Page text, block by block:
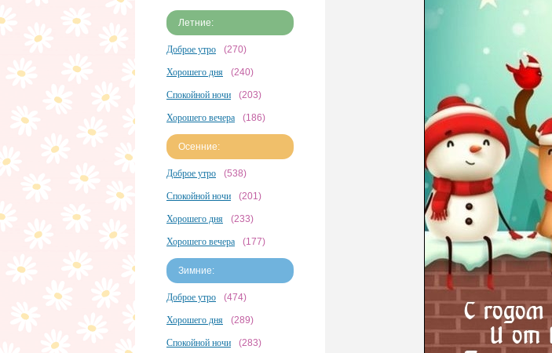
Летние:
Доброе утро (270)
Хорошего дня (240)
Спокойной ночи (203)
Хорошего вечера (186)
Осенние:
Доброе утро (538)
Спокойной ночи (201)
Хорошего дня (233)
Хорошего вечера (177)
Зимние:
Доброе утро (474)
Хорошего дня (289)
Спокойной ночи (283)